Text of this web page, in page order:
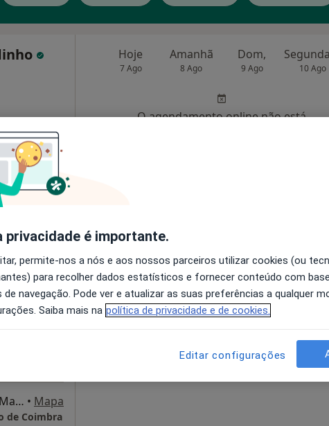
R. Dom Manuel I n.º 8, Estádio Cidade de Coimbra, Coimbra • Mapa
disponível
Hoje
7 Ago
Amanhã
8 Ago
Dom,
9 Ago 10 Ago
O agendamento online não está
Clínica Particular de Coimbra Rua D. Manuel I, Nº8, Coimbra • Mapa
de Coimbra
7 Ago 8 Ago 9 Ago 10 Ago
O agendamento online não está
Solicite um atendimento
privacidade é importante.
permite-nos a nós e aos nossos parceiros utilizar cookies (ou
para recolher dados estatísticos e fornecer conteúdo com
de navegação. Pode ver e atualizar as suas preferências a qualquer
Saiba mais na política de privacidade e de cookies.
Editar configurações